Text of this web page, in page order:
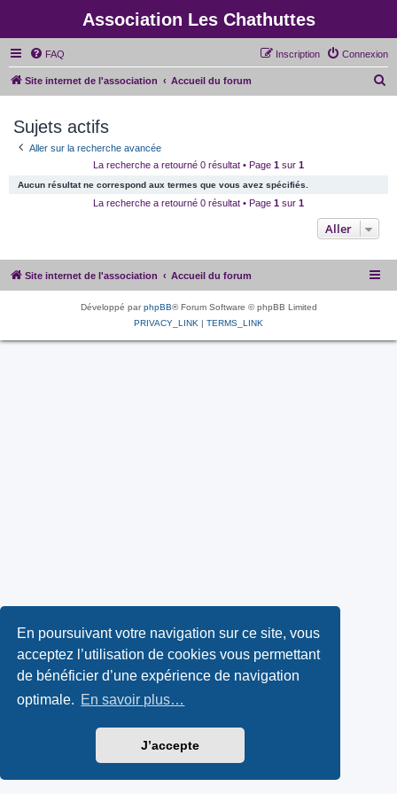
En poursuivant votre navigation sur ce site, vous
acceptez l’utilisation de cookies vous permettant
de bénéficier d’une expérience de navigation
optimale. En savoir plus…
J’accepte
Association Les Chathuttes
FAQ Connexion
Inscription
Site internet de l'association Accueil du forum
Sujets actifs
Aller sur la recherche avancée
La recherche a retourné 0 résultat • Page 1 sur 1
Aucun résultat ne correspond aux termes que vous avez spécifiés.
La recherche a retourné 0 résultat • Page 1 sur 1
Aller
Site internet de l'association Accueil du forum
Développé parphpBB® Forum Software © phpBB Limited
PRIVACY_LINK | TERMS_LINK